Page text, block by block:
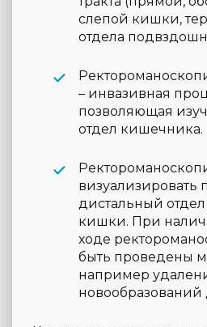
слепой кишки,
отдела
– инвазивная
позволяющая
отдел кишечника.
визуализировать
дистальный
кишки. При
ходе
быть проведены
например
новообразований